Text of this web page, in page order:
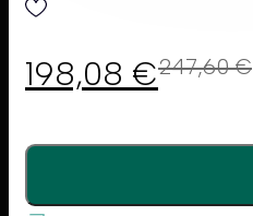
247,60€
198,08 €